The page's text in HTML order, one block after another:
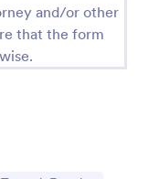
and/or other
that the form